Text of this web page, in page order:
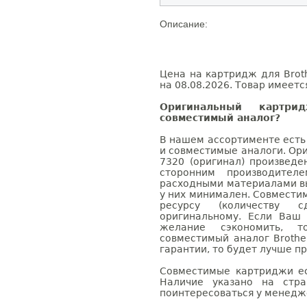
Описание:
Цена на картридж для
на 08.08.2026. Товар
Оригинальный
совместимый аналог?
В нашем ассортименте
и совместимые аналоги.
7320 (оригинал)
сторонним
расходными материалами
у них минимален.
ресурсу (количеству
оригинальному. Если
желание сэкономить,
совместимый аналог
гарантии, то будет лучше
Совместимые картриджи
Наличие указано на
поинтересоваться у